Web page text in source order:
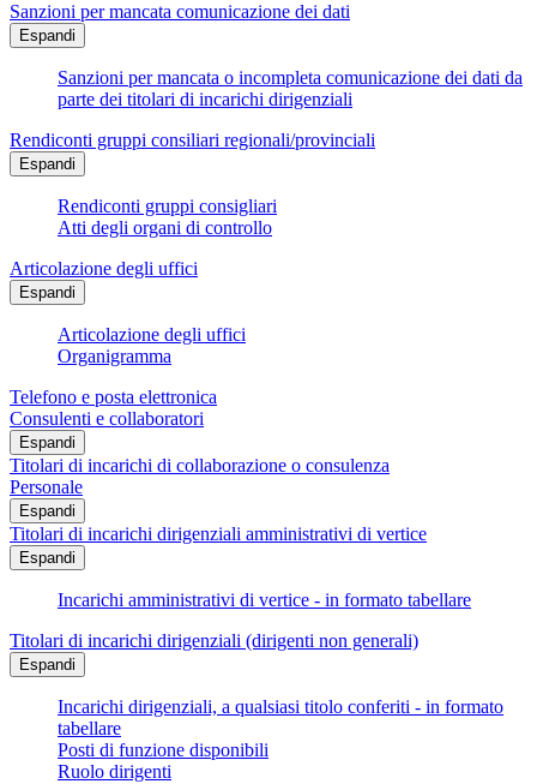
Sanzioni per mancata comunicazione dei dati
Espandi
Sanzioni per mancata o incompleta comunicazione dei dati da
parte dei titolari di incarichi dirigenziali
Rendiconti gruppi consiliari regionali/provinciali
Espandi
Rendiconti gruppi consigliari
Atti degli organi di controllo
Articolazione degli uffici
Espandi
Articolazione degli uffici
Organigramma
Telefono e posta elettronica
Consulenti e collaboratori
Espandi
Titolari di incarichi di collaborazione o consulenza
Personale
Espandi
Titolari di incarichi dirigenziali amministrativi di vertice
Espandi
Incarichi amministrativi di vertice - in formato tabellare
Titolari di incarichi dirigenziali (dirigenti non generali)
Espandi
Incarichi dirigenziali, a qualsiasi titolo conferiti - in formato
tabellare
Posti di funzione disponibili
Ruolo dirigenti